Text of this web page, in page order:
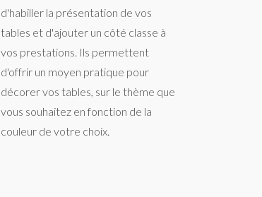
d'habiller la présentation de vos
tables et d'ajouter un côté classe à
vos prestations. Ils permettent
d'offrir un moyen pratique pour
décorer vos tables, sur le thème que
vous souhaitez en fonction de la
couleur de votre choix.